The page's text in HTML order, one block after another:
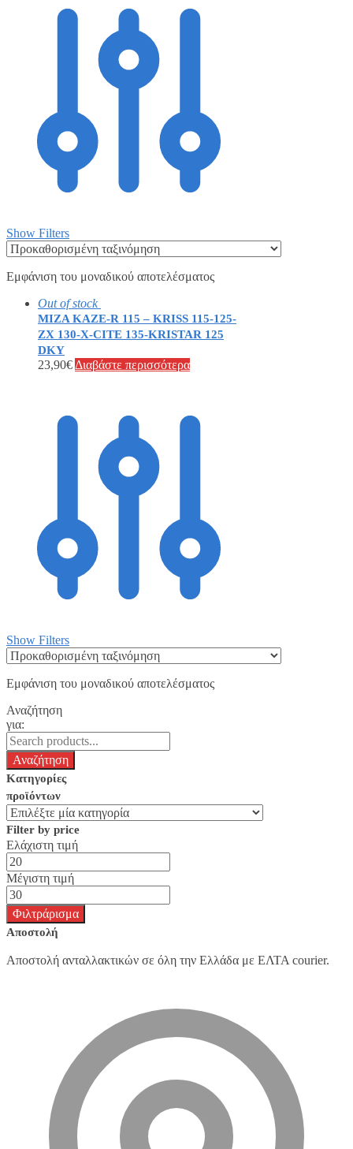
Show Filters
Εμφάνιση του μοναδικού αποτελέσματος
Out of stock
ΜΙΖΑ KAZE-R 115 – KRISS 115-125-
ZX 130-X-CITE 135-KRISTAR 125
DKY
23,90€ Διαβάστε περισσότερα
Show Filters
Εμφάνιση του μοναδικού αποτελέσματος
Αναζήτηση
για:
Κατηγορίες
προϊόντων
Filter by price
Ελάχιστη τιμή
Μέγιστη τιμή
Φιλτράρισμα
Αποστολή
Αποστολή ανταλλακτικών σε όλη την Ελλάδα με ΕΛΤΑ courier.